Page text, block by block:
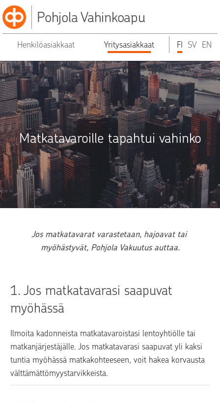
Pohjola Vahinkoapu
Henkilöasiakkaat Yritysasiakkaat FI SV EN
Matkatavaroille tapahtui vahinko
Jos matkatavarat varastetaan, hajoavat tai
myöhästyvät, Pohjola Vakuutus auttaa.
1. Jos matkatavarasi saapuvat
myöhässä
Ilmoita kadonneista matkatavaroistasi lentoyhtiölle tai
matkanjärjestäjälle. Jos matkatavarasi saapuvat yli kaksi
tuntia myöhässä matkakohteeseen, voit hakea korvausta
välttämättömyystarvikkeista.